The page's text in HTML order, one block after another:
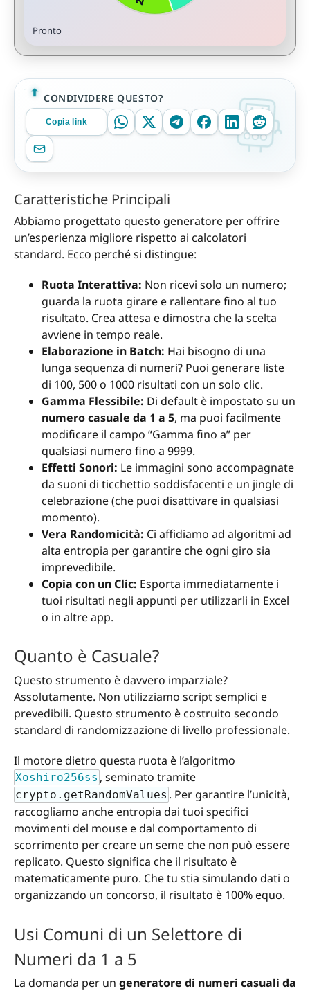
Pronto
CONDIVIDERE QUESTO?
Copia link
Caratteristiche Principali
Abbiamo progettato questo generatore per offrire
un’esperienza migliore rispetto ai calcolatori
standard. Ecco perché si distingue:
Ruota Interattiva: Non ricevi solo un numero;
guarda la ruota girare e rallentare fino al tuo
risultato. Crea attesa e dimostra che la scelta
avviene in tempo reale.
Elaborazione in Batch: Hai bisogno di una
lunga sequenza di numeri? Puoi generare liste
di 100, 500 o 1000 risultati con un solo clic.
Gamma Flessibile: Di default è impostato su un
numero casuale da 1 a 5, ma puoi facilmente
modificare il campo “Gamma fino a” per
qualsiasi numero fino a 9999.
Effetti Sonori: Le immagini sono accompagnate
da suoni di ticchettio soddisfacenti e un jingle di
celebrazione (che puoi disattivare in qualsiasi
momento).
Vera Randomicità: Ci affidiamo ad algoritmi ad
alta entropia per garantire che ogni giro sia
imprevedibile.
Copia con un Clic: Esporta immediatamente i
tuoi risultati negli appunti per utilizzarli in Excel
o in altre app.
Quanto è Casuale?
Questo strumento è davvero imparziale?
Assolutamente. Non utilizziamo script semplici e
prevedibili. Questo strumento è costruito secondo
standard di randomizzazione di livello professionale.
Il motore dietro questa ruota è l’algoritmo
Xoshiro256ss , seminato tramite
crypto.getRandomValues . Per garantire l’unicità,
raccogliamo anche entropia dai tuoi specifici
movimenti del mouse e dal comportamento di
scorrimento per creare un seme che non può essere
replicato. Questo significa che il risultato è
matematicamente puro. Che tu stia simulando dati o
organizzando un concorso, il risultato è 100% equo.
Usi Comuni di un Selettore di
Numeri da 1 a 5
La domanda per un generatore di numeri casuali da